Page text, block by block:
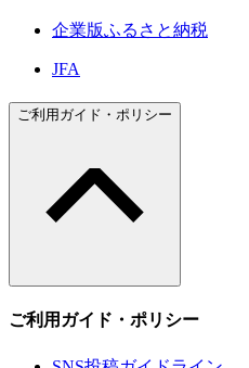
企業版ふるさと納税
JFA
ご利用ガイド・ポリシー
ご利用ガイド・ポリシー